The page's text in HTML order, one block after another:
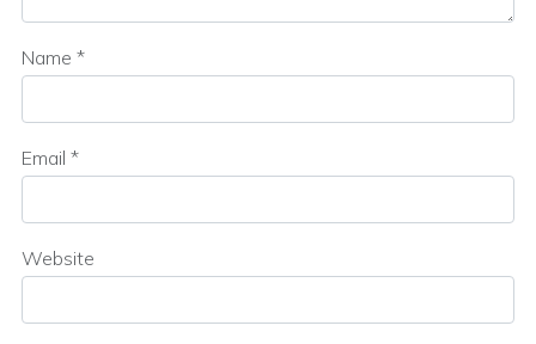
Name *
Email *
Website